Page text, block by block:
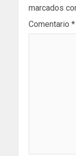
marcados
Comentario *